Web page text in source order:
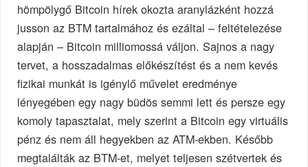
hömpölygő Bitcoin hírek okozta aranylázként hozzá
jusson az BTM tartalmához és ezáltal – feltételezése
alapján – Bitcoin milliomossá váljon. Sajnos a nagy
tervet, a hosszadalmas előkészítést és a nem kevés
fizikai munkát is igénylő művelet eredménye
lényegében egy nagy büdös semmi lett és persze egy
komoly tapasztalat, mely szerint a Bitcoin egy virtuális
pénz és nem áll hegyekben az ATM-ekben. Később
megtalálták az BTM-et, melyet teljesen szétvertek és